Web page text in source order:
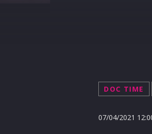
DOC TIME
07/04/2021